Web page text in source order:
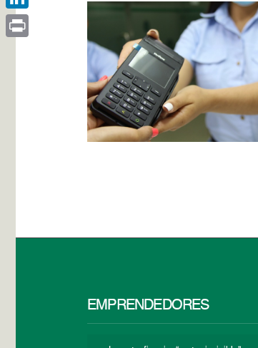
EMPRENDEDORES
LinkedIn